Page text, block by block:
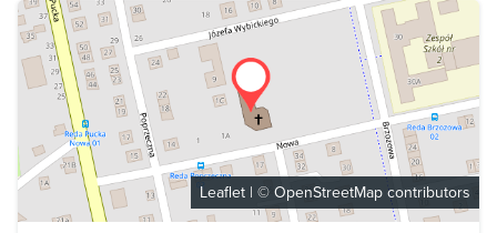
Leaflet | © OpenStreetMap contributors